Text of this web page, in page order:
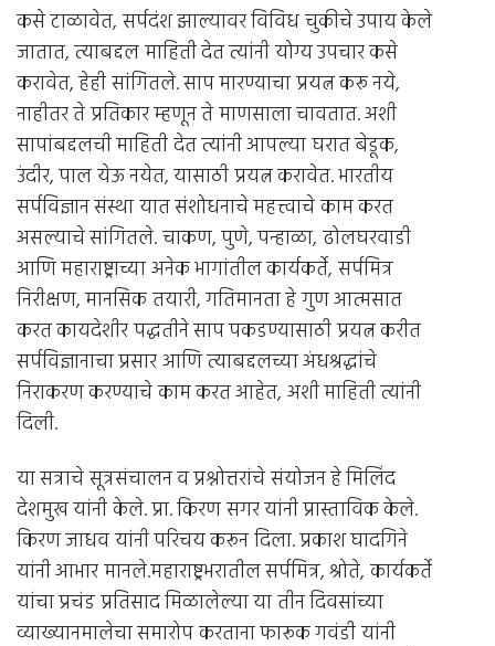
कसे टाळावेत, सर्पदंश झाल्यावर विविध चुकीचे उपाय केले
जातात, त्याबद्दल माहिती देत त्यांनी योग्य उपचार कसे
करावेत, हेही सांगितले. साप मारण्याचा प्रयत्न करू नये,
नाहीतर ते प्रतिकार म्हणून ते माणसाला चावतात. अशी
सापांबद्दलची माहिती देत त्यांनी आपल्या घरात बेडूक,
उंदीर, पाल येऊ नयेत, यासाठी प्रयत्न करावेत. भारतीय
सर्पविज्ञान संस्था यात संशोधनाचे महत्त्वाचे काम करत
असल्याचे सांगितले. चाकण, पुणे, पन्हाळा, ढोलघरवाडी
आणि महाराष्ट्राच्या अनेक भागांतील कार्यकर्ते, सर्पमित्र
निरीक्षण, मानसिक तयारी, गतिमानता हे गुण आत्मसात
करत कायदेशीर पद्धतीने साप पकडण्यासाठी प्रयत्न करीत
सर्पविज्ञानाचा प्रसार आणि त्याबद्दलच्या अंधश्रद्धांचे
निराकरण करण्याचे काम करत आहेत, अशी माहिती त्यांनी
दिली.
या सत्राचे सूत्रसंचालन व प्रश्नोत्तरांचे संयोजन हे मिलिंद
देशमुख यांनी केले. प्रा. किरण सगर यांनी प्रास्ताविक केले.
किरण जाधव यांनी परिचय करून दिला. प्रकाश घादगिने
यांनी आभार मानले.महाराष्ट्रभरातील सर्पमित्र, श्रोते, कार्यकर्ते
यांचा प्रचंड प्रतिसाद मिळालेल्या या तीन दिवसांच्या
व्याख्यानमालेचा समारोप करताना फारूक गवंडी यांनी